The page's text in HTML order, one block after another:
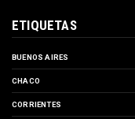
ETIQUETAS
BUENOS AIRES
CHACO
CORRIENTES